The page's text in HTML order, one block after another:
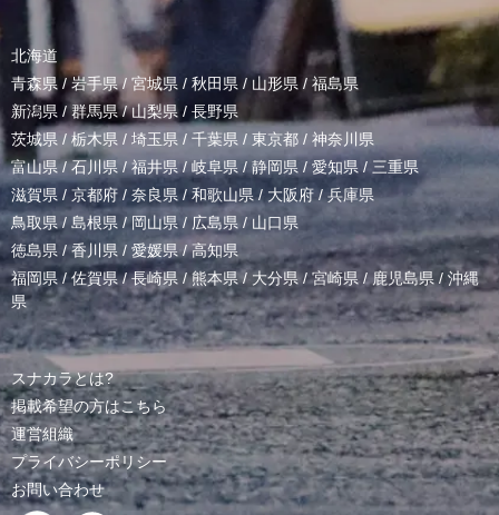
北海道
青森県 / 岩手県/ 宮城県 / 秋田県 / 山形県/ 福島県
新潟県 /群馬県/山梨県 / 長野県
茨城県 / 栃木県 / 埼玉県 / 千葉県 / 東京都 / 神奈川県
富山県 /石川県/福井県/岐阜県 / 静岡県 / 愛知県 / 三重県
滋賀県 / 京都府 / 奈良県 / 和歌山県/ 大阪府 /兵庫県
鳥取県/ 島根県 /岡山県/ 広島県 / 山口県
徳島県 /香川県 / 愛媛県/高知県
福岡県/佐賀県/長崎県 /熊本県/ 大分県/宮崎県 /鹿児島県 / 沖縄
県
スナカラとは?
掲載希望の方はこちら
運営組織
プライバシーポリシー
お問い合わせ